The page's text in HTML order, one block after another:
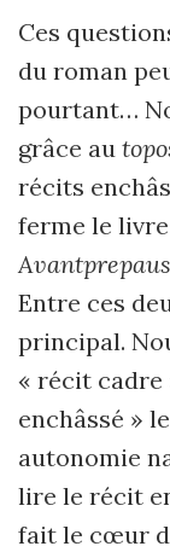
Ces
du roman
pourtant…
grâce au
récits
ferme le
Avantprepaus
Entre ces
principal.
« récit cadre
enchâssé »
autonomie
lire le récit
fait le cœur